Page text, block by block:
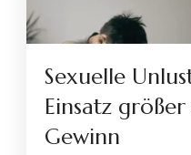
Sexuelle
Einsatz
Gewinn